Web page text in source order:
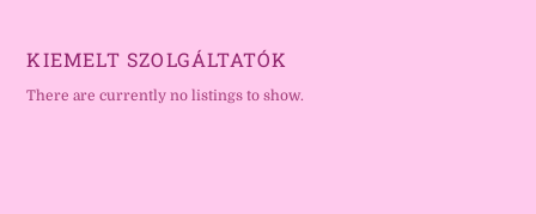
KIEMELT SZOLGÁLTATÓK
There are currently no listings to show.